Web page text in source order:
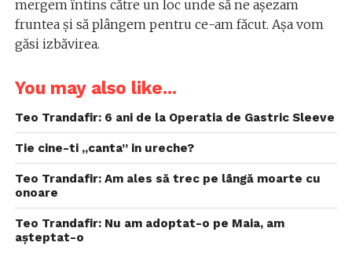
mergem întins către un loc unde să ne așezam
fruntea și să plângem pentru ce-am făcut. Așa vom
găsi izbăvirea.
You may also like...
Teo Trandafir: 6 ani de la Operatia de Gastric Sleeve
Tie cine-ti „canta” in ureche?
Teo Trandafir: Am ales să trec pe lângă moarte cu
onoare
Teo Trandafir: Nu am adoptat-o pe Maia, am
așteptat-o